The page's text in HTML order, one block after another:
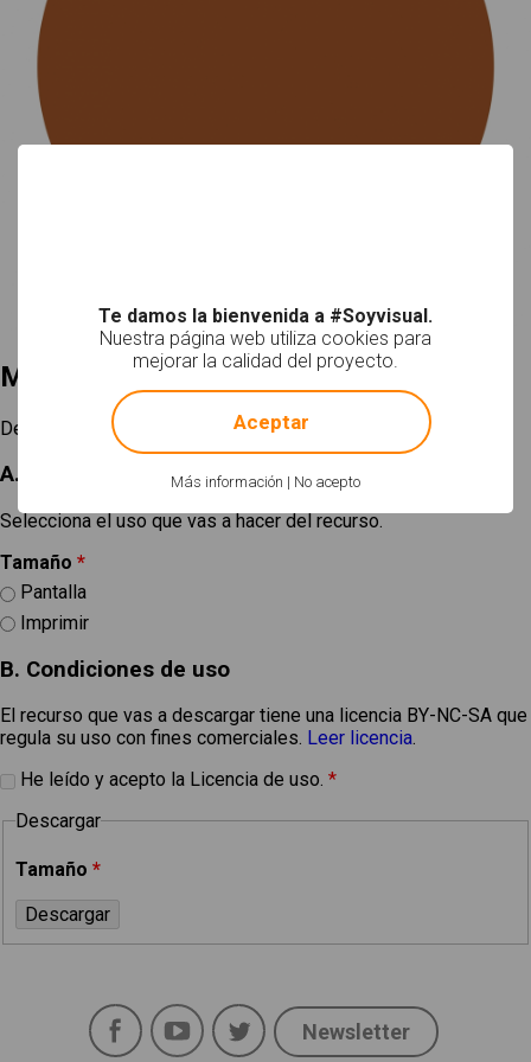
Mi selección
Descargar
A. Elige un tamaño
Selecciona el uso que vas a hacer del recurso.
Tamaño *
Pantalla
Imprimir
B. Condiciones de uso
El recurso que vas a descargar tiene una licencia BY-NC-SA que
regula su uso con fines comerciales. Leer licencia.
He leído y acepto la Licencia de uso. *
Descargar
Tamaño *
Social
FacebookYouTubeTwitter
Newsletter
Te damos la bienvenida a #Soyvisual.
Nuestra página web utiliza cookies para
mejorar la calidad del proyecto.
Más información | No acepto
! Not valid!
Aceptar